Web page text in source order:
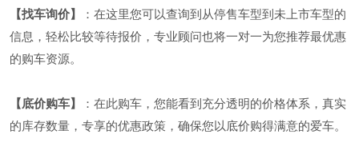
【找车询价】
：在这里您可以查询到从停售车型到未上市车型的
信息，轻松比较等待报价，专业顾问也将一对一为您推荐最优惠
的购车资源。
【底价购车】
：在此购车，您能看到充分透明的价格体系，真实
的库存数量，专享的优惠政策，确保您以底价购得满意的爱车。